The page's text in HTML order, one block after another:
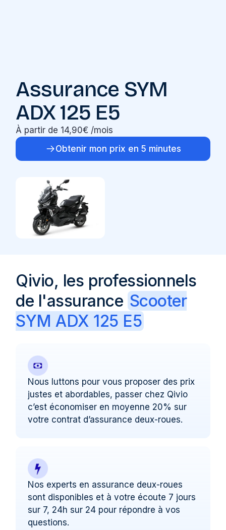
Assurance SYM
ADX 125 E5
À partir de 14,90€ /mois
Obtenir mon prix en 5 minutes
Qivio, les professionnels
de l'assurance Scooter
SYM ADX 125 E5
Nous luttons pour vous proposer des prix
justes et abordables, passer chez Qivio
c’est économiser en moyenne 20% sur
votre contrat d’assurance deux-roues.
Nos experts en assurance deux-roues
sont disponibles et à votre écoute 7 jours
sur 7, 24h sur 24 pour répondre à vos
questions.